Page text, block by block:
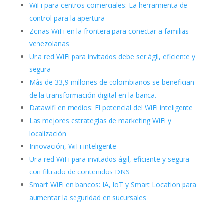
WiFi para centros comerciales: La herramienta de
control para la apertura
Zonas WiFi en la frontera para conectar a familias
venezolanas
Una red WiFi para invitados debe ser ágil, eficiente y
segura
Más de 33,9 millones de colombianos se benefician
de la transformación digital en la banca.
Datawifi en medios: El potencial del WiFi inteligente
Las mejores estrategias de marketing WiFi y
localización
Innovación, WiFi inteligente
Una red WiFi para invitados ágil, eficiente y segura
con filtrado de contenidos DNS
Smart WiFi en bancos: IA, IoT y Smart Location para
aumentar la seguridad en sucursales